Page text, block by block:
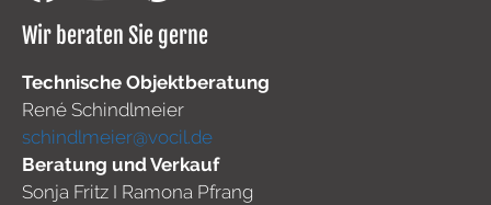
Wir beraten Sie gerne
Technische Objektberatung
René Schindlmeier
schindlmeier@vocil.de
Beratung und Verkauf
Sonja Fritz I Ramona Pfrang